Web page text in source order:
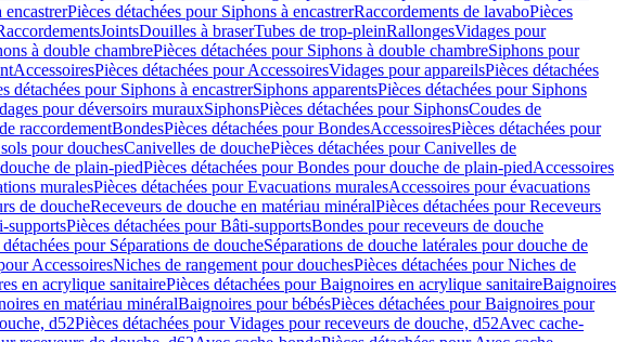
encastrerPièces détachées pour Siphons à encastrerRaccordements de lavaboPièces
JointsDouilles à braserTubes de trop-pleinRallongesVidages pour
à double chambrePièces détachées pour Siphons à double chambreSiphons pour
AccessoiresPièces détachées pour AccessoiresVidages pour appareilsPièces détachées
détachées pour Siphons à encastrerSiphons apparentsPièces détachées pour Siphons
pour déversoirs murauxSiphonsPièces détachées pour SiphonsCoudes de
raccordementBondesPièces détachées pour BondesAccessoiresPièces détachées pour
pour douchesCanivelles de douchePièces détachées pour Canivelles de
de plain-piedPièces détachées pour Bondes pour douche de plain-piedAccessoires
muralesPièces détachées pour Evacuations muralesAccessoires pour évacuations
de doucheReceveurs de douche en matériau minéralPièces détachées pour Receveurs
supportsPièces détachées pour Bâti-supportsBondes pour receveurs de douche
détachées pour Séparations de doucheSéparations de douche latérales pour douche de
AccessoiresNiches de rangement pour douchesPièces détachées pour Niches de
en acrylique sanitairePièces détachées pour Baignoires en acrylique sanitaireBaignoires
en matériau minéralBaignoires pour bébésPièces détachées pour Baignoires pour
d52Pièces détachées pour Vidages pour receveurs de douche, d52Avec cache-